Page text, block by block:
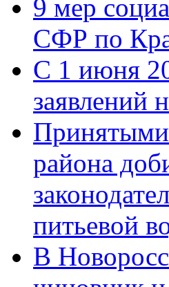
9 мер
СФР по
С 1 июня
заявлений
Принятыми
района
питьевой
В